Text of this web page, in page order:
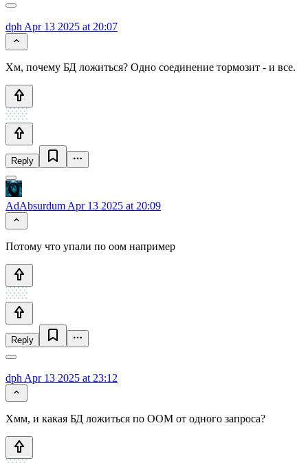
dph Apr 13 2025 at 20:07
Хм, почему БД ложиться? Одно соединение тормозит - и все.
Reply
AdAbsurdum Apr 13 2025 at 20:09
Потому что упали по оом например
Reply
dph Apr 13 2025 at 23:12
Хмм, и какая БД ложиться по OOM от одного запроса?